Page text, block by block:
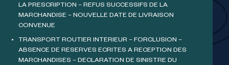
LA PRESCRIPTION – REFUS SUCCESSIFS DE LA
MARCHANDISE – NOUVELLE DATE DE LIVRAISON
CONVENUE
TRANSPORT ROUTIER INTERIEUR – FORCLUSION –
ABSENCE DE RESERVES ECRITES A RECEPTION DES
MARCHANDISES – DECLARATION DE SINISTRE DU